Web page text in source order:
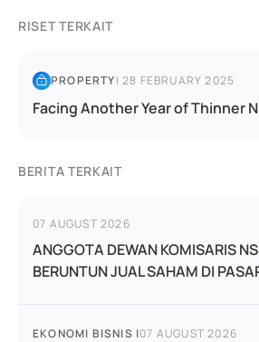
RISET TERKAIT
PROPERTY|28 FEBRUARY 2025
Facing Another Year of Thinner
BERITA TERKAIT
07 AUGUST 2026
ANGGOTA DEWAN KOMISARIS
BERUNTUN JUAL SAHAM DI
EKONOMI BISNIS |07 AUGUST 2026